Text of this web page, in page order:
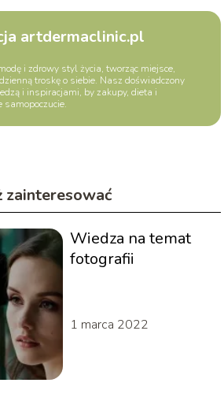
artdermaclinic.pl
i zdrowy styl życia, tworząc miejsce,
troskę o siebie. Nasz doświadczony
i inspiracjami, by zakupy, dieta i
samopoczucie.
zainteresować
Wiedza na temat
fotografii
1 marca 2022